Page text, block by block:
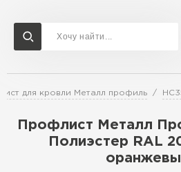
для кровли Металл профиль
Профлист Металл
Полиэстер RAL
Доставка и оплата Акции О
Перейти в каталог